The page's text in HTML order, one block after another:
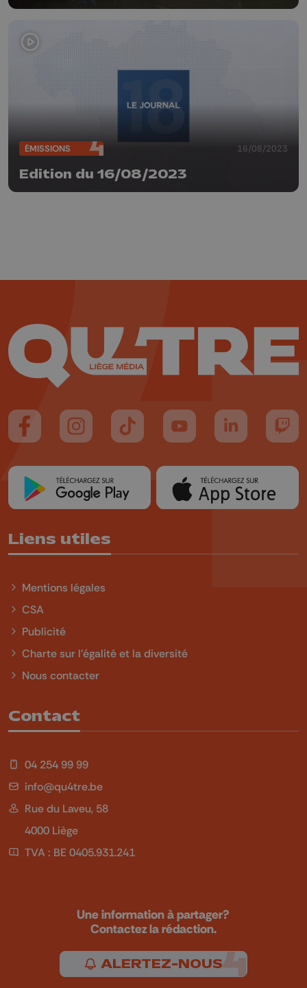
ÉMISSIONS 16/08/2023
Edition du 16/08/2023
Suivez-nous sur FaceBook
Suivez-nous sur Instagram
Suivez-nous sur TikTok
Suivez-nous sur YouTube
Suivez-nous
Liens utiles
Mentions légales
CSA
Publicité
Charte sur l'égalité et la diversité
Nous contacter
Contact
04 254 99 99
info@qu4tre.be
Rue du Laveu, 58
4000 Liège
TVA : BE 0405.931.241
Une information à partager?
Contactez la rédaction.
ALERTEZ-NOUS